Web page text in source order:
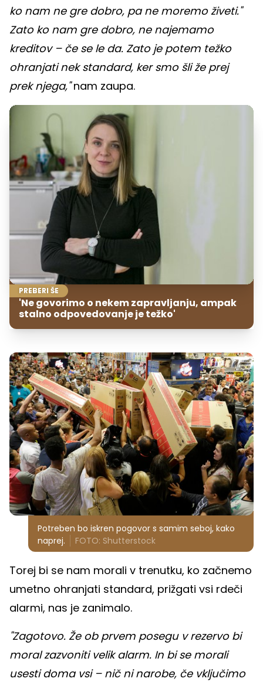
ko nam ne gre dobro, pa ne moremo živeti."
Zato ko nam gre dobro, ne najemamo
kreditov – če se le da. Zato je potem težko
ohranjati nek standard, ker smo šli že prej
prek njega,"nam zaupa.
PREBERI ŠE
'Ne govorimo o nekem zapravljanju, ampak
stalno odpovedovanje je težko'
Potreben bo iskren pogovor s samim seboj, kako
naprej.
FOTO: Shutterstock
Torej bi se nam morali v trenutku, ko začnemo
umetno ohranjati standard, prižgati vsi rdeči
alarmi, nas je zanimalo.
"Zagotovo. Že ob prvem posegu v rezervo bi
moral zazvoniti velik alarm. In bi se morali
usesti doma vsi – nič ni narobe, če vključimo